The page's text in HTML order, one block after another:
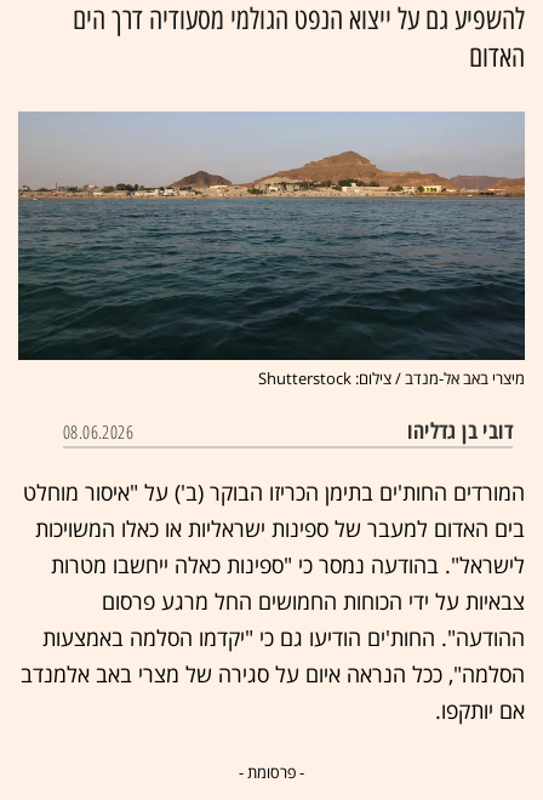
להשפיע גם על ייצוא הנפט הגולמי מסעודיה דרך הים
האדום
מיצרי באב אל-מנדב / צילום: Shutterstock
דובי בן גדליהו 08.06.2026
המורדים החות'ים בתימן הכריזו הבוקר (ב') על "איסור מוחלט
בים האדום למעבר של ספינות ישראליות או כאלו המשויכות
לישראל". בהודעה נמסר כי "ספינות כאלה ייחשבו מטרות
צבאיות על ידי הכוחות החמושים החל מרגע פרסום
ההודעה". החות'ים הודיעו גם כי "יקדמו הסלמה באמצעות
הסלמה", ככל הנראה איום על סגירה של מצרי באב אלמנדב
אם יותקפו.
- פרסומת -